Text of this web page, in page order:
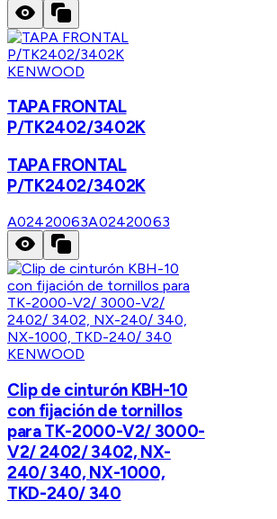
KENWOOD
TAPA FRONTAL
P/TK2402/3402K
TAPA FRONTAL
P/TK2402/3402K
A02420063A02420063
KENWOOD
Clip de cinturón KBH-10
con fijación de tornillos
para TK-2000-V2/ 3000-
V2/ 2402/ 3402, NX-
240/ 340, NX-1000,
TKD-240/ 340